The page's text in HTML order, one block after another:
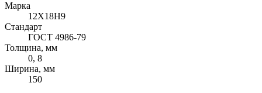
Марка
12Х18Н9
Стандарт
ГОСТ 4986-79
Толщина, мм
0, 8
Ширина, мм
150